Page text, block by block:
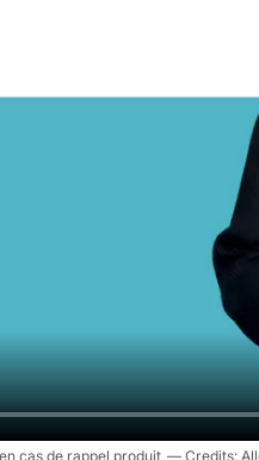
cas de rappel produit